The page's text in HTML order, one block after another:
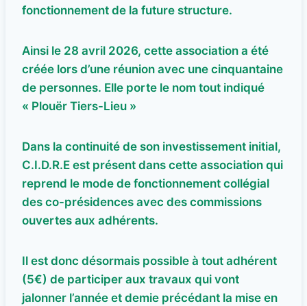
fonctionnement de la future structure.
Ainsi le 28 avril 2026, cette association a été
créée lors d’une réunion avec une cinquantaine
de personnes. Elle porte le nom tout indiqué
« Plouër Tiers-Lieu »
Dans la continuité de son investissement initial,
C.I.D.R.E est présent dans cette association qui
reprend le mode de fonctionnement collégial
des co-présidences avec des commissions
ouvertes aux adhérents.
Il est donc désormais possible à tout adhérent
(5€) de participer aux travaux qui vont
jalonner l’année et demie précédant la mise en